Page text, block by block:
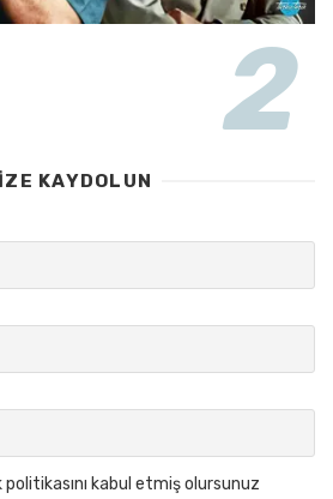
KAYDOLUN
kabul etmiş olursunuz